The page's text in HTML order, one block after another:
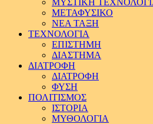
ΜΥΣΤΙΚΗ
ΜΕΤΑΦΥΣΙΚΟ
ΝΕΑ ΤΑΞΗ
ΤΕΧΝΟΛΟΓΙΑ
ΕΠΙΣΤΗΜΗ
ΔΙΑΣΤΗΜΑ
ΔΙΑΤΡΟΦΗ
ΔΙΑΤΡΟΦΗ
ΦΥΣΗ
ΠΟΛΙΤΙΣΜΟΣ
ΙΣΤΟΡΙΑ
ΜΥΘΟΛΟΓΙΑ